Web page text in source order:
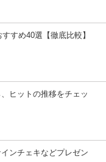
すめ40選【徹底比較】
ヒットの推移をチェッ
ンチェキなどプレゼン